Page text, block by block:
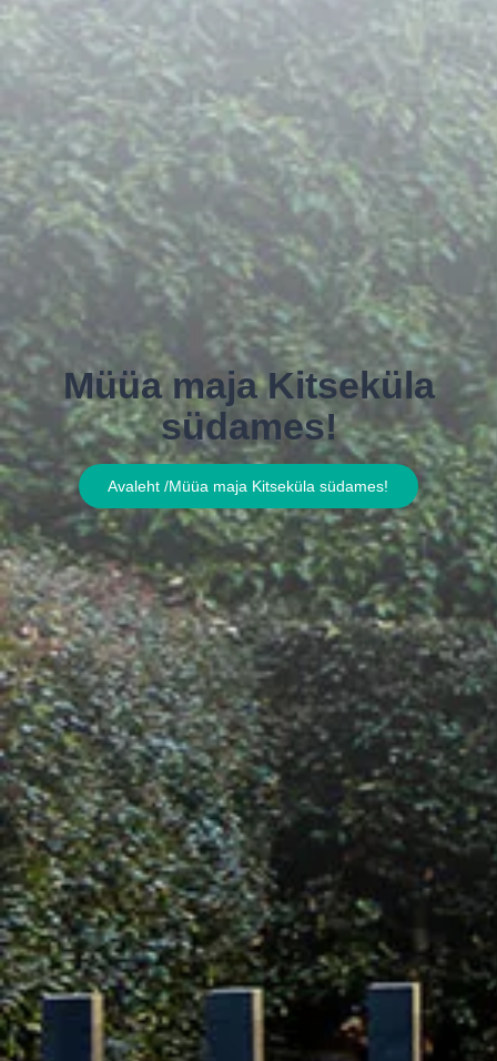
Müüa maja Kitseküla
südames!
Avaleht /Müüa maja Kitseküla südames!